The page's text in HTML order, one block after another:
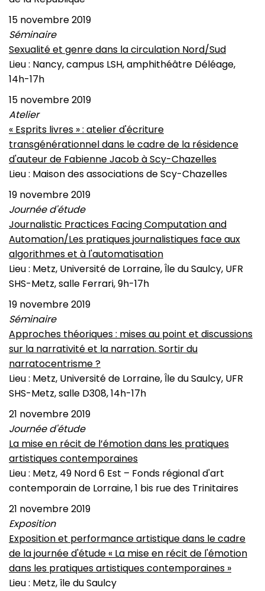
15 novembre 2019
Séminaire
Sexualité et genre dans la circulation Nord/Sud
Lieu : Nancy, campus LSH, amphithéâtre Déléage,
14h-17h
15 novembre 2019
Atelier
« Esprits livres » : atelier d'écriture
transgénérationnel dans le cadre de la résidence
d'auteur de Fabienne Jacob à Scy-Chazelles
Lieu : Maison des associations de Scy-Chazelles
19 novembre 2019
Journée d'étude
Journalistic Practices Facing Computation and
Automation/Les pratiques journalistiques face aux
algorithmes et à l'automatisation
Lieu : Metz, Université de Lorraine, Île du Saulcy, UFR
SHS-Metz, salle Ferrari, 9h-17h
19 novembre 2019
Séminaire
Approches théoriques : mises au point et discussions
sur la narrativité et la narration. Sortir du
narratocentrisme ?
Lieu : Metz, Université de Lorraine, Île du Saulcy, UFR
SHS-Metz, salle D308, 14h-17h
21 novembre 2019
Journée d'étude
La mise en récit de l’émotion dans les pratiques
artistiques contemporaines
Lieu : Metz, 49 Nord 6 Est – Fonds régional d'art
contemporain de Lorraine, 1 bis rue des Trinitaires
21 novembre 2019
Exposition
Exposition et performance artistique dans le cadre
de la journée d'étude « La mise en récit de l'émotion
dans les pratiques artistiques contemporaines »
Lieu : Metz, île du Saulcy